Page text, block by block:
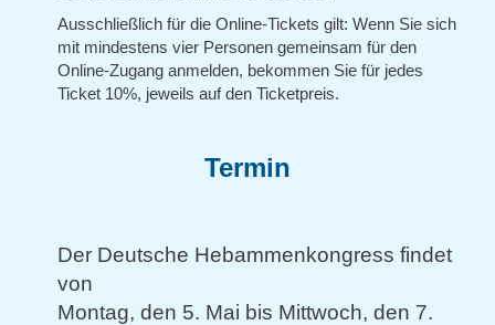
Ausschließlich für die Online-Tickets gilt: Wenn Sie sich
mit mindestens vier Personen gemeinsam für den
Online-Zugang anmelden, bekommen Sie für jedes
Ticket 10%, jeweils auf den Ticketpreis.
Termin
Der Deutsche Hebammenkongress findet
von
Montag, den 5. Mai bis Mittwoch, den 7.